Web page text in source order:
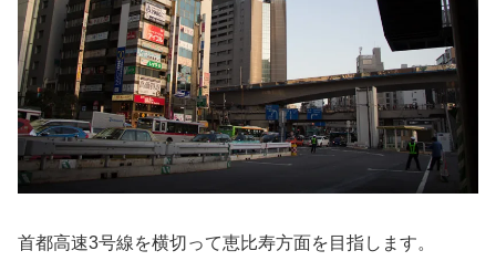
首都高速3号線を横切って恵比寿方面を目指します。